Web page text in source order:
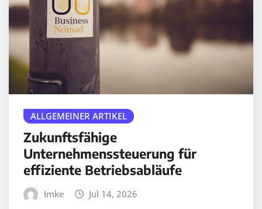
ALLGEMEINER ARTIKEL
Zukunftsfähige
Unternehmenssteuerung für
effiziente Betriebsabläufe
Imke Jul 14, 2026